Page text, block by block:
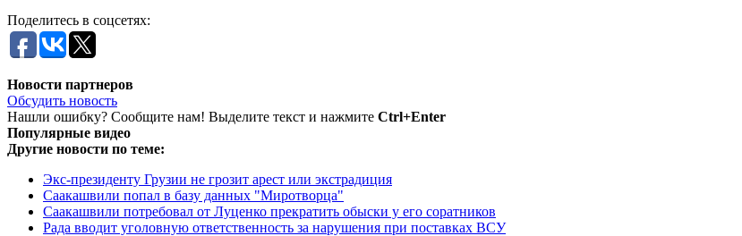
Поделитесь в соцсетях:
Новости партнеров
Обсудить новость
Нашли ошибку? Сообщите нам! Выделите текст и нажмите Ctrl+Enter
Популярные видео
Другие новости по теме:
Экс-президенту Грузии не грозит арест или экстрадиция
Саакашвили попал в базу данных "Миротворца"
Саакашвили потребовал от Луценко прекратить обыски у его соратников
Рада вводит уголовную ответственность за нарушения при поставках ВСУ